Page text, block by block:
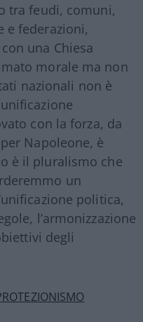
tra feudi, comuni,
e federazioni,
una Chiesa
morale ma non
nazionali non è
con la forza, da
Napoleone, è
è il pluralismo che
un
politica,
l’armonizzazione
degli